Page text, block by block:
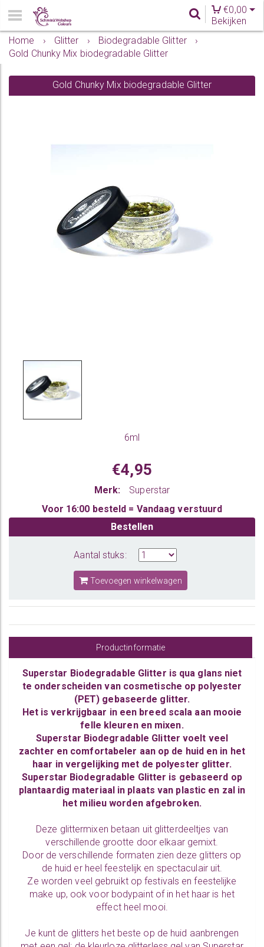
€0,00
Bekijken
Home
› Glitter › Biodegradable Glitter
›
Gold Chunky Mix biodegradable Glitter
Gold Chunky Mix biodegradable Glitter
6ml
€4,95
Merk:
Superstar
Voor 16:00 besteld = Vandaag verstuurd
Bestellen
Aantal stuks:
Toevoegen winkelwagen
Productinformatie
Superstar Biodegradable Glitter is qua glans niet
te onderscheiden van cosmetische op polyester
(PET) gebaseerde glitter.
Het is verkrijgbaar in een breed scala aan mooie
felle kleuren en mixen.
Superstar Biodegradable Glitter voelt veel
zachter en comfortabeler aan op de huid en in het
haar in vergelijking met de polyester glitter.
Superstar Biodegradable Glitter is gebaseerd op
plantaardig materiaal in plaats van plastic en zal in
het milieu worden afgebroken.
Deze glittermixen betaan uit glitterdeeltjes van
verschillende grootte door elkaar gemixt.
Door de verschillende formaten zien deze glitters op
de huid er heel feestelijk en spectaculair uit.
Ze worden veel gebruikt op festivals en feestelijke
make up, ook voor bodypaint of in het haar is het
effect heel mooi.
Je kunt de glitters het beste op de huid aanbrengen